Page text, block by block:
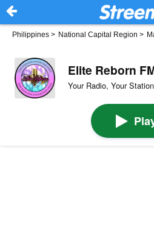
Philippines > National Capital Region >
Elite Reborn
Your Radio, Your